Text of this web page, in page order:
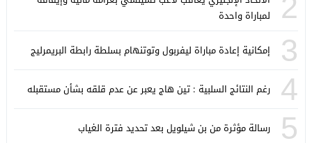
2
لمباراة واحدة
3 إمكانية إعادة مباراة ليفربول وتوتنهام بسلطة رابطة البريمرليج
4 رغم النتائج السلبية : تين هاج يعبر عن عدم قلقه بشأن مستقبله
5 رسالة مؤثرة من بن شيلويل بعد تحديد فترة الغياب